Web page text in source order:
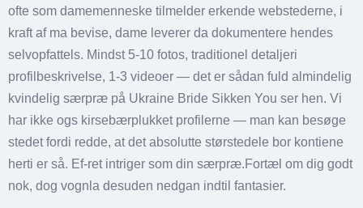
ofte som damemenneske tilmelder erkende webstederne, i
kraft af ma bevise, dame leverer da dokumentere hendes
selvopfattels. Mindst 5-10 fotos, traditionel detaljeri
profilbeskrivelse, 1-3 videoer — det er sådan fuld almindelig
kvindelig særpræ på Ukraine Bride Sikken You ser hen. Vi
har ikke ogs kirsebærplukket profilerne — man kan besøge
stedet fordi redde, at det absolutte størstedele bor kontiene
herti er så. Ef-ret intriger som din særpræ.Fortæl om dig godt
nok, dog vognla desuden nedgan indtil fantasier.